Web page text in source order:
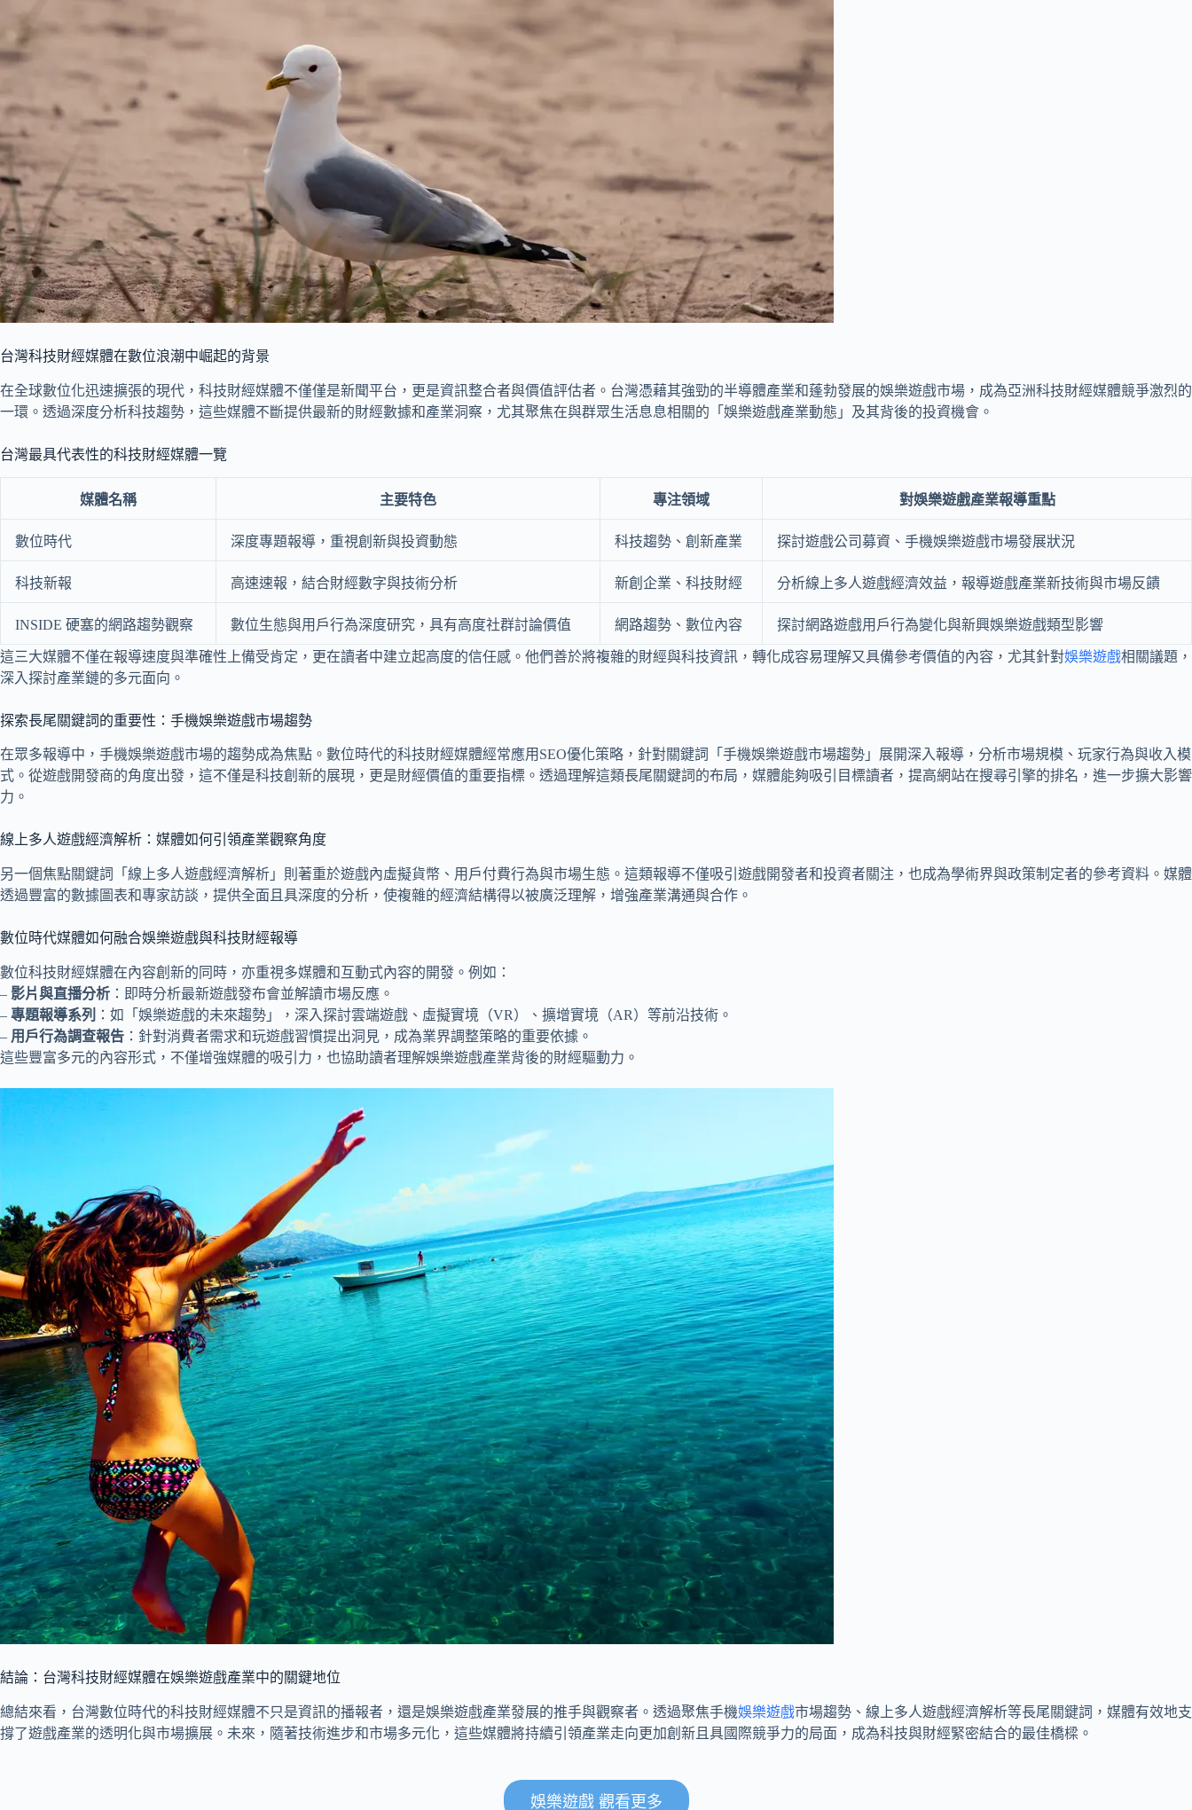
台灣科技財經媒體在數位浪潮中崛起的背景
在全球數位化迅速擴張的現代，科技財經媒體不僅僅是新聞平台，更是資訊整合者與價值評估者。台灣憑藉其強勁的半導體產業和蓬勃發展的娛樂遊戲市場，成為亞洲科技財經媒體競爭激烈的
一環。透過深度分析科技趨勢，這些媒體不斷提供最新的財經數據和產業洞察，尤其聚焦在與群眾生活息息相關的「娛樂遊戲產業動態」及其背後的投資機會。
台灣最具代表性的科技財經媒體一覽
媒體名稱 主要特色 專注領域 對娛樂遊戲產業報導重點
數位時代 深度專題報導，重視創新與投資動態 科技趨勢、創新產業 探討遊戲公司募資、手機娛樂遊戲市場發展狀況
科技新報 高速速報，結合財經數字與技術分析 新創企業、科技財經 分析線上多人遊戲經濟效益，報導遊戲產業新技術與市場反饋
INSIDE 硬塞的網路趨勢觀察 數位生態與用戶行為深度研究，具有高度社群討論價值 網路趨勢、數位內容 探討網路遊戲用戶行為變化與新興娛樂遊戲類型影響
這三大媒體不僅在報導速度與準確性上備受肯定，更在讀者中建立起高度的信任感。他們善於將複雜的財經與科技資訊，轉化成容易理解又具備參考價值的內容，尤其針對娛樂遊戲相關議題，
深入探討產業鏈的多元面向。
探索長尾關鍵詞的重要性：手機娛樂遊戲市場趨勢
在眾多報導中，手機娛樂遊戲市場的趨勢成為焦點。數位時代的科技財經媒體經常應用SEO優化策略，針對關鍵詞「手機娛樂遊戲市場趨勢」展開深入報導，分析市場規模、玩家行為與收入模
式。從遊戲開發商的角度出發，這不僅是科技創新的展現，更是財經價值的重要指標。透過理解這類長尾關鍵詞的布局，媒體能夠吸引目標讀者，提高網站在搜尋引擎的排名，進一步擴大影響
力。
線上多人遊戲經濟解析：媒體如何引領產業觀察角度
另一個焦點關鍵詞「線上多人遊戲經濟解析」則著重於遊戲內虛擬貨幣、用戶付費行為與市場生態。這類報導不僅吸引遊戲開發者和投資者關注，也成為學術界與政策制定者的參考資料。媒體
透過豐富的數據圖表和專家訪談，提供全面且具深度的分析，使複雜的經濟結構得以被廣泛理解，增強產業溝通與合作。
數位時代媒體如何融合娛樂遊戲與科技財經報導
數位科技財經媒體在內容創新的同時，亦重視多媒體和互動式內容的開發。例如：
– 影片與直播分析 ：即時分析最新遊戲發布會並解讀市場反應。
– 專題報導系列
：如「娛樂遊戲的未來趨勢」，深入探討雲端遊戲、虛擬實境（VR）、擴增實境（AR）等前沿技術。
– 用戶行為調查報告 ：針對消費者需求和玩遊戲習慣提出洞見，成為業界調整策略的重要依據。
這些豐富多元的內容形式，不僅增強媒體的吸引力，也協助讀者理解娛樂遊戲產業背後的財經驅動力。
結論：台灣科技財經媒體在娛樂遊戲產業中的關鍵地位
總結來看，台灣數位時代的科技財經媒體不只是資訊的播報者，還是娛樂遊戲產業發展的推手與觀察者。透過聚焦手機娛樂遊戲市場趨勢、線上多人遊戲經濟解析等長尾關鍵詞，媒體有效地支
撐了遊戲產業的透明化與市場擴展。未來，隨著技術進步和市場多元化，這些媒體將持續引領產業走向更加創新且具國際競爭力的局面，成為科技與財經緊密結合的最佳橋樑。
娛樂遊戲 觀看更多